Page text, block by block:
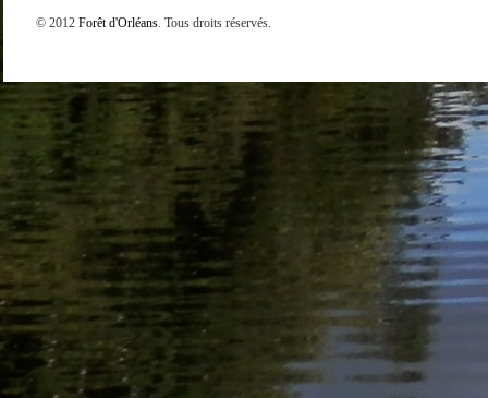
© 2012 Forêt d'Orléans. Tous droits réservés.